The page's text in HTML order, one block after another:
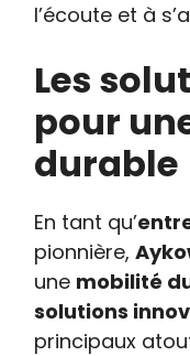
l’écoute et à
Les
pour
durable
En tant qu’
pionnière,
une mobilité
solutions
principaux